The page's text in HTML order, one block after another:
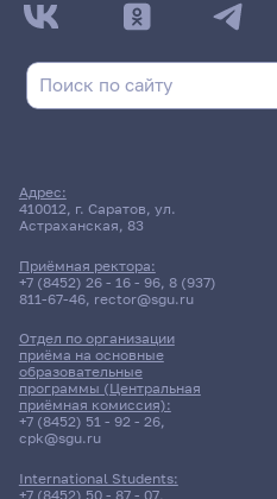
Адрес:
410012, г. Саратов, ул.
Астраханская, 83
Приёмная ректора:
+7 (8452) 26 - 16 - 96, 8 (937)
811-67-46, rector@sgu.ru
Отдел по организации
приёма на основные
образовательные
программы (Центральная
приёмная комиссия):
+7 (8452) 51 - 92 - 26,
cpk@sgu.ru
International Students:
+7 (8452) 50 - 87 - 07,